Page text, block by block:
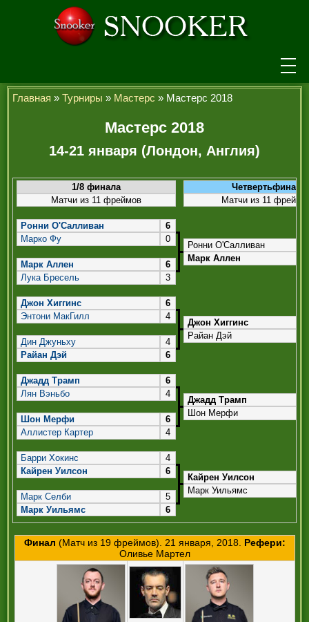
НОВОСТИ
ТУРНИРЫ
РЕЙТИНГ
ИГРОКИ
СЕНЧУРИ БРЕЙКИ
МАКСИМАЛЬНЫЕ БРЕЙКИ
ЧЕМПИОНЫ МИРА
ЛЕГЕНДЫ СНУКЕРА
РЕФЕРИ
Главная » Турниры » Мастерс » Мастерс 2018
Мастерс 2018
14-21 января (Лондон, Англия)
1/8 финала
Четвертьфинал
Матчи из 11 фреймов
Матчи из 11
Ронни О'Салливан
6
Марко Фу
0
Ронни О'Салливан
Марк Аллен
Марк Аллен
6
Лука Бресель
3
Джон Хиггинс
6
Энтони МакГилл
4
Джон Хиггинс
Райан Дэй
Дин Джуньху
4
Райан Дэй
6
Джадд Трамп
6
Лян Вэньбо
4
Джадд Трамп
Шон Мерфи
Шон Мерфи
6
Аллистер Картер
4
Барри Хокинс
4
Кайрен Уилсон
6
Кайрен Уилсон
Марк Уильямс
Марк Селби
5
Марк Уильямс
6
Финал (Матч из 19 фреймов). 21 января, 2018. Рефери:
Оливье Мартел